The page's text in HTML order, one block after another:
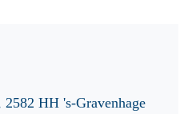
2582 HH 's-Gravenhage